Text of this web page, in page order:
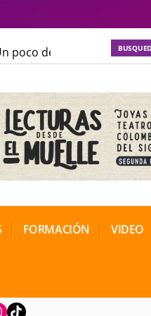
poco de locura para la
de Teatro Rosa
FORMACIÓN VIDEO
TikTok